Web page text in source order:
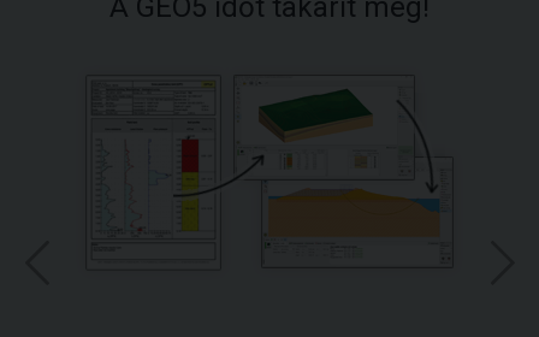
A GEO5 időt takarít meg!